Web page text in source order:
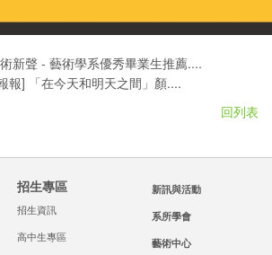
新聲 - 藝術學系優秀畢業生推薦....
報] 「在今天和明天之間」顏....
回列表
招生專區
招生資訊
高中生專區
新訊與活動
系所學會
藝術中心